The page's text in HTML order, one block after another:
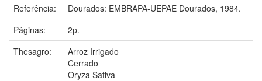
Referência:
Dourados: EMBRAPA-UEPAE Dourados, 1984.
Páginas:
2p.
Thesagro:
Arroz Irrigado
Cerrado
Oryza Sativa